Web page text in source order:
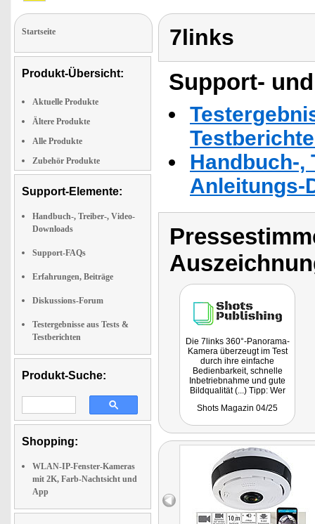
Startseite
Produkt-Übersicht:
Aktuelle Produkte
Ältere Produkte
Alle Produkte
Zubehör Produkte
Support-Elemente:
Handbuch-, Treiber-, Video-
Downloads
Support-FAQs
Erfahrungen, Beiträge
Diskussions-Forum
Testergebnisse aus Tests &
Testberichten
Produkt-Suche:
Shopping:
WLAN-IP-Fenster-Kameras
mit 2K, Farb-Nachtsicht und
App
7links
Support-
Handbuch-,
Anleitungs-
Die 7links 360°-Panorama-
Kamera überzeugt im Test
durch ihre einfache
Bedienbarkeit, schnelle
Inbetriebnahme und gute
Bildqualität (...) Tipp: Wer
Überwachungskamera zum
ausgezeichnete Wahl.
Shots Magazin 04/25